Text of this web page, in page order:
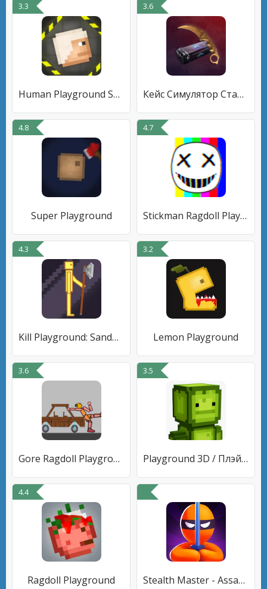
3.3
Human Playground Sandbox
3.6
Кейс Симулятор Стандофф 2
4.8
Super Playground
4.7
Stickman Ragdoll Playground
4.3
Kill Playground: Sandbox Play
3.2
Lemon Playground
3.6
Gore Ragdoll Playground
3.5
Playground 3D / Плэйграунд 3Д
4.4
Ragdoll Playground Stealth Master - Assassin Ninja Game